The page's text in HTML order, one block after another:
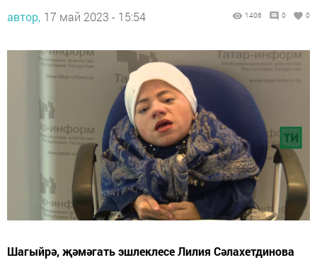
автор, 17 май 2023 - 15:54 1406 0 0
Шагыйрә, җәмәгать эшлеклесе Лилия Сәлахетдинова